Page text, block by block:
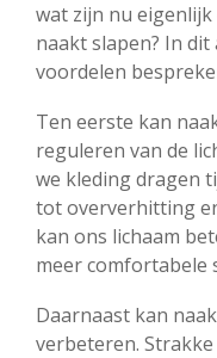
wat zijn nu
naakt slapen? In
voordelen
Ten eerste kan
reguleren van de
we kleding dragen
tot oververhitting
kan ons lichaam
meer comfortabele
Daarnaast kan
verbeteren.